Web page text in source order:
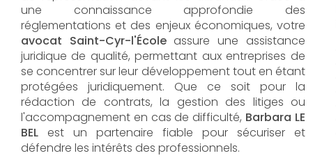
une connaissance approfondie des
réglementations et des enjeux économiques, votre
avocat Saint-Cyr-l'Écoleassure une assistance
juridique de qualité, permettant aux entreprises de
se concentrer sur leur développement tout en étant
protégées juridiquement. Que ce soit pour la
rédaction de contrats, la gestion des litiges ou
l'accompagnement en cas de difficulté, Barbara LE
BEL​​​​​​​ est un partenaire fiable pour sécuriser et
défendre les intérêts des professionnels.